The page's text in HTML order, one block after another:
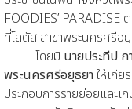
FOODIES’
ที่โลตัส สาขาพระนครศรีอ
โดยมี นายประทีป ก
พระนครศรีอยุธยาให้เกี
ประกอบการรายย่อยและ